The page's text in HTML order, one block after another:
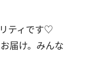
リティです♡
届け。みんな